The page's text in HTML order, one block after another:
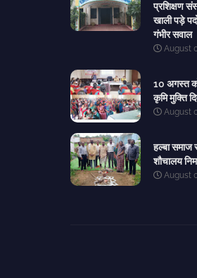
प्रशिक्षण
खाली पड़े
गंभीर सवाल
August
10 अगस्त को
कृमि मुक्ति
August
हल्बा समाज
शौचालय
August